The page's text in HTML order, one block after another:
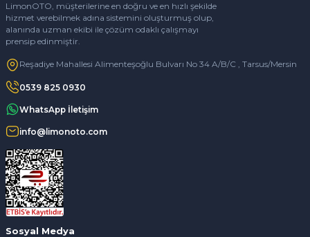
LimonOTO, müşterilerine en doğru ve en hızlı şekilde
hizmet verebilmek adına sistemini oluşturmuş olup,
alanında uzman ekibi ile çözüm odaklı çalışmayı
prensip edinmiştir.
Reşadiye Mahallesi Alimenteşoğlu Bulvarı No 34 A/B/C , Tarsus/Mersin
0539 825 0930
WhatsApp İletişim
info@limonoto.com
Sosyal Medya